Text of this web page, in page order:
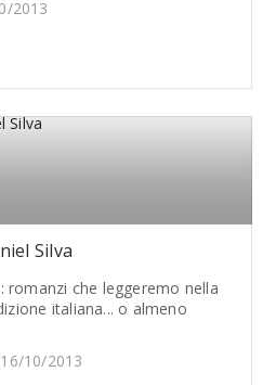
2013
Silva
romanzi che leggeremo nella
italiana... o almeno
10/2013